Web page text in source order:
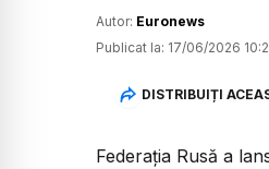
Autor: Euronews
Publicat la: 17/06/2026
DISTRIBUIȚI
Federația Rusă a